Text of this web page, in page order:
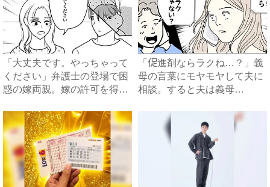
「大丈夫です。やっちゃって
ください」弁護士の登場で困
惑の嫁両親。嫁の許可を得た
「促進剤ならラクね…？」義
母の言葉にモヤモヤして夫に
相談。すると夫は義母